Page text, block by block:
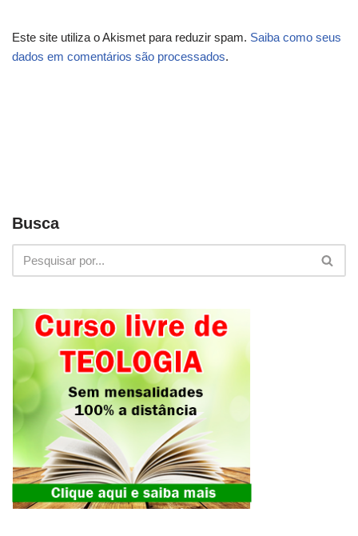
Este site utiliza o Akismet para reduzir spam. Saiba como seus
dados em comentários são processados.
Busca